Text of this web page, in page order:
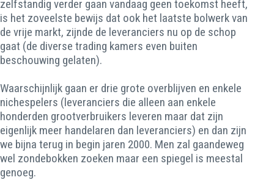
zelfstandig verder gaan vandaag geen toekomst heeft,
is het zoveelste bewijs dat ook het laatste bolwerk van
de vrije markt, zijnde de leveranciers nu op de schop
gaat (de diverse trading kamers even buiten
beschouwing gelaten).
Waarschijnlijk gaan er drie grote overblijven en enkele
nichespelers (leveranciers die alleen aan enkele
honderden grootverbruikers leveren maar dat zijn
eigenlijk meer handelaren dan leveranciers) en dan zijn
we bijna terug in begin jaren 2000. Men zal gaandeweg
wel zondebokken zoeken maar een spiegel is meestal
genoeg.